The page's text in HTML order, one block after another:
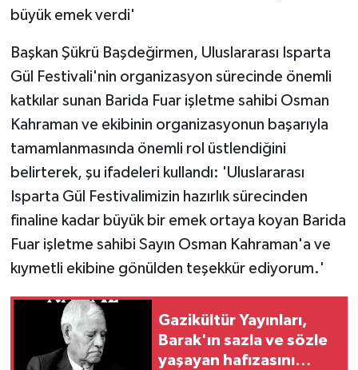
büyük emek verdi'
Başkan Şükrü Başdeğirmen, Uluslararası Isparta
Gül Festivali'nin organizasyon sürecinde önemli
katkılar sunan Barida Fuar işletme sahibi Osman
Kahraman ve ekibinin organizasyonun başarıyla
tamamlanmasında önemli rol üstlendiğini
belirterek, şu ifadeleri kullandı: 'Uluslararası
Isparta Gül Festivalimizin hazırlık sürecinden
finaline kadar büyük bir emek ortaya koyan Barida
Fuar işletme sahibi Sayın Osman Kahraman'a ve
kıymetli ekibine gönülden teşekkür ediyorum.'
Gazikültür Yayınları,
Barak'ın sazla ve sözle
yaşayan hafızasını